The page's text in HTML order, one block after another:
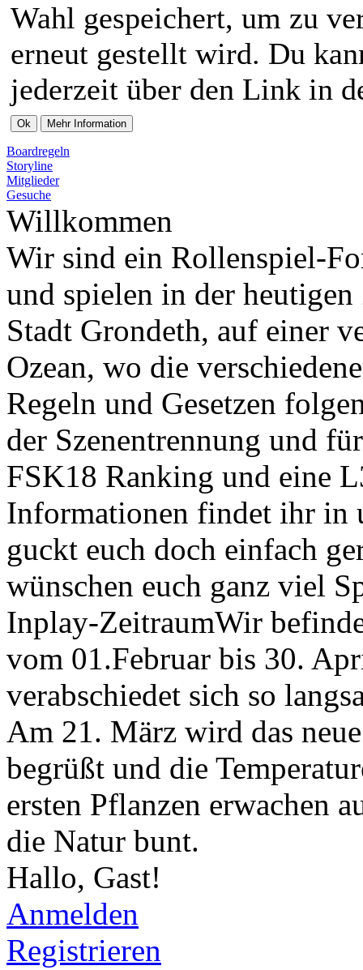
Wahl gespeichert, um zu
erneut gestellt wird. Du
jederzeit über den Link in
Boardregeln
Storyline
Mitglieder
Gesuche
Willkommen
Wir sind ein Rollenspiel-
und spielen in der
Stadt Grondeth, auf einer
Ozean, wo die
Regeln und Gesetzen
der Szenentrennung und
FSK18 Ranking und eine
Informationen findet ihr in
guckt euch doch einfach
wünschen euch ganz viel
Inplay-ZeitraumWir
vom 01.Februar bis 30.
verabschiedet sich so
Am 21. März wird das
begrüßt und die
ersten Pflanzen erwachen
die Natur bunt.
Hallo, Gast!
Anmelden